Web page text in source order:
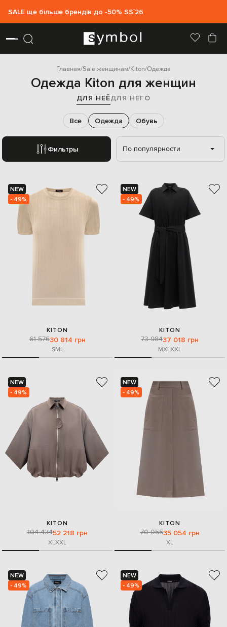
SALE ще більше брендів до -50% SS`26
Главная Sale женщинам Kiton Одежда
Одежда Kiton для женщин
ДЛЯ НЕЁДЛЯ НЕГО
Фильтры
Все Одежда Обувь
По популярности
NEW
- 49%
KITON
61 57630 814 грн
SML
NEW
- 49%
KITON
73 98437 018 грн
MXLXXL
NEW
- 49%
KITON
104 43452 218 грн
XLXXL
NEW
- 49%
KITON
70 05535 054 грн
XL
NEW
- 49%
NEW
- 49%